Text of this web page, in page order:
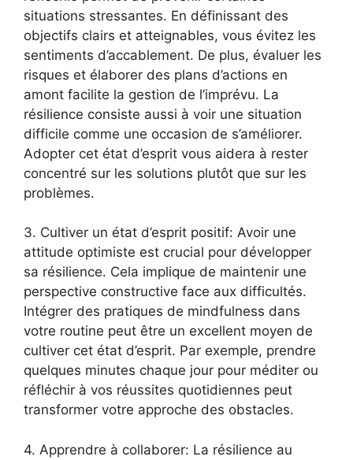
situations stressantes. En définissant des
objectifs clairs et atteignables, vous évitez les
sentiments d’accablement. De plus, évaluer les
risques et élaborer des plans d’actions en
amont facilite la gestion de l’imprévu. La
résilience consiste aussi à voir une situation
difficile comme une occasion de s’améliorer.
Adopter cet état d’esprit vous aidera à rester
concentré sur les solutions plutôt que sur les
problèmes.
3. Cultiver un état d’esprit positif: Avoir une
attitude optimiste est crucial pour développer
sa résilience. Cela implique de maintenir une
perspective constructive face aux difficultés.
Intégrer des pratiques de mindfulness dans
votre routine peut être un excellent moyen de
cultiver cet état d’esprit. Par exemple, prendre
quelques minutes chaque jour pour méditer ou
réfléchir à vos réussites quotidiennes peut
transformer votre approche des obstacles.
4. Apprendre à collaborer: La résilience au